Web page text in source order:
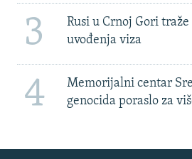
3
Rusi u Crnoj Gori
uvođenja viza
4
Memorijalni centar
genocida poraslo za